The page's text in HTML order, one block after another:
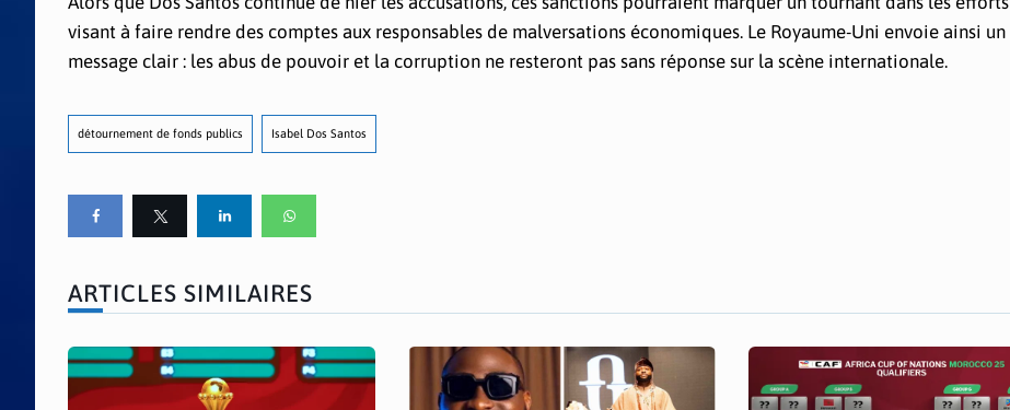
visant à faire rendre des comptes aux responsables de malversations économiques. Le Royaume-Uni envoie ainsi un
message clair : les abus de pouvoir et la corruption ne resteront pas sans réponse sur la scène internationale.
détournement de fonds publics Isabel Dos Santos
ARTICLES SIMILAIRES